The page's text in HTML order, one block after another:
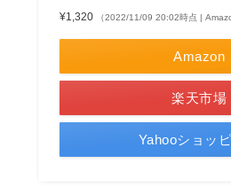
¥1,320 （2022/11/09 20:02時点 |
Amazon
楽天市場
Yahooショッ